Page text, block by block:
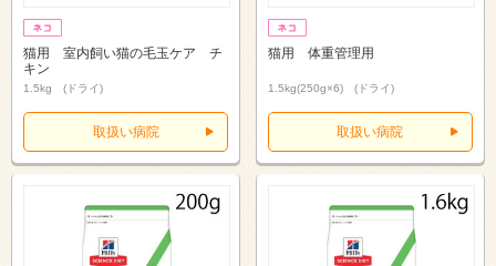
猫用 室内飼い猫の毛玉ケア チ
キン
1.5kg (ドライ)
取扱い病院
猫用 体重管理用
1.5kg(250g×6) (ドライ)
取扱い病院